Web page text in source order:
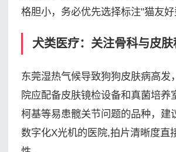
格胆小，务必优先选择标注"猫友好
犬类医疗：关注骨科与皮肤
东莞湿热气候导致狗狗皮肤病高发
院应配备皮肤镜检设备和真菌培养
柯基等易患髋关节问题的品种，建
数字化X光机的医院,拍片清晰度直